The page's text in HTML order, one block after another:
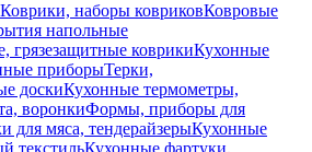
Коврики, наборы ковриковКовровые
напольные
грязезащитные коврикиКухонные
приборыТерки,
доскиКухонные термометры,
воронкиФормы, приборы для
для мяса, тендерайзерыКухонные
текстильКухонные фартуки,